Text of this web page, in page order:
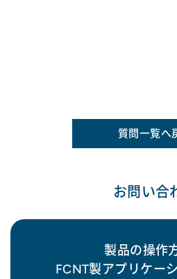
質問一覧へ
お問い合
製品の操作
FCNT製アプリケー